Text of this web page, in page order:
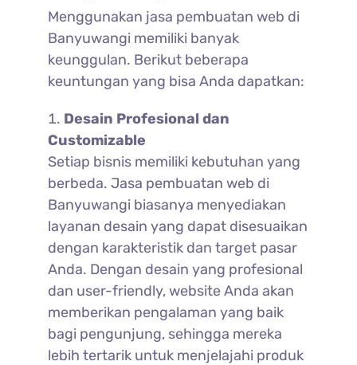
Menggunakan jasa pembuatan web di
Banyuwangi memiliki banyak
keunggulan. Berikut beberapa
keuntungan yang bisa Anda dapatkan:
Desain Profesional dan
Customizable
Setiap bisnis memiliki kebutuhan yang
berbeda. Jasa pembuatan web di
Banyuwangi biasanya menyediakan
layanan desain yang dapat disesuaikan
dengan karakteristik dan target pasar
Anda. Dengan desain yang profesional
dan user-friendly, website Anda akan
memberikan pengalaman yang baik
bagi pengunjung, sehingga mereka
lebih tertarik untuk menjelajahi produk